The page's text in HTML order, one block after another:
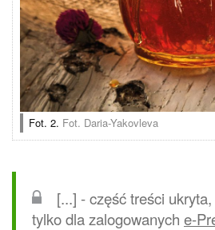
Fot. 2. Fot. Daria-Yakovleva
[...] - część treści
tylko dla zalogowanych e-